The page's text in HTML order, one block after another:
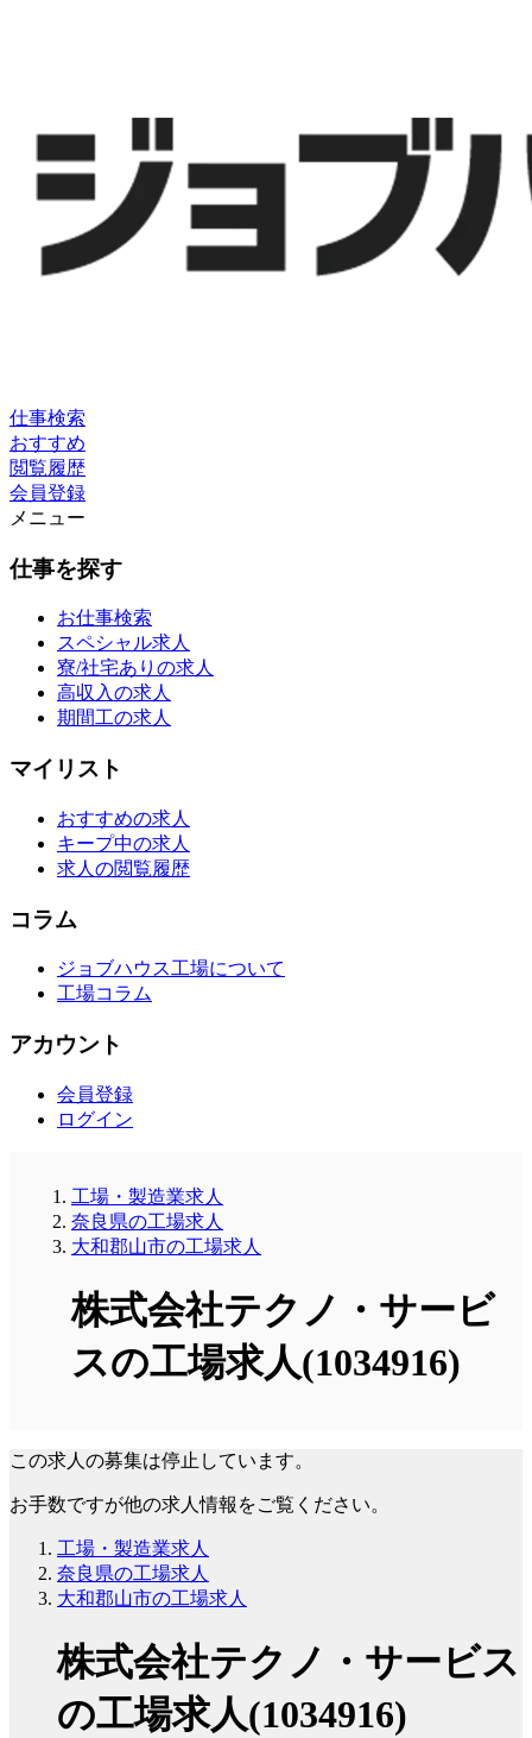
仕事検索
おすすめ
閲覧履歴
会員登録
メニュー
仕事を探す
お仕事検索
スペシャル求人
寮/社宅ありの求人
高収入の求人
期間工の求人
マイリスト
おすすめの求人
キープ中の求人
求人の閲覧履歴
コラム
ジョブハウス工場について
工場コラム
アカウント
会員登録
ログイン
工場・製造業求人
奈良県の工場求人
大和郡山市の工場求人
株式会社テクノ・サービ
スの工場求人(1034916)
この求人の募集は停止しています。
お手数ですが他の求人情報をご覧ください。
工場・製造業求人
奈良県の工場求人
大和郡山市の工場求人
株式会社テクノ・サービス
の工場求人(1034916)